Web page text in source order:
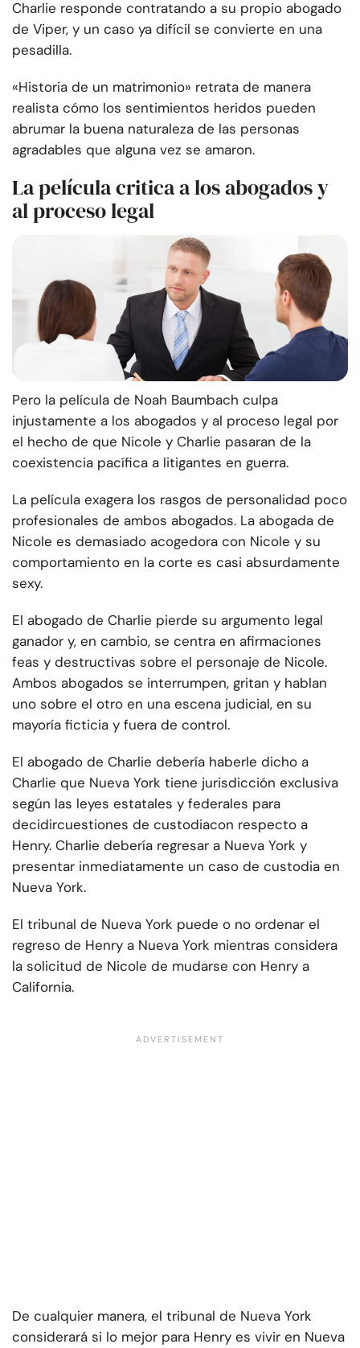
Charlie responde contratando a su propio abogado
de Viper, y un caso ya difícil se convierte en una
pesadilla.
«Historia de un matrimonio» retrata de manera
realista cómo los sentimientos heridos pueden
abrumar la buena naturaleza de las personas
agradables que alguna vez se amaron.
La película critica a los abogados y
al proceso legal
Pero la película de Noah Baumbach culpa
injustamente a los abogados y al proceso legal por
el hecho de que Nicole y Charlie pasaran de la
coexistencia pacífica a litigantes en guerra.
La película exagera los rasgos de personalidad poco
profesionales de ambos abogados. La abogada de
Nicole es demasiado acogedora con Nicole y su
comportamiento en la corte es casi absurdamente
sexy.
El abogado de Charlie pierde su argumento legal
ganador y, en cambio, se centra en afirmaciones
feas y destructivas sobre el personaje de Nicole.
Ambos abogados se interrumpen, gritan y hablan
uno sobre el otro en una escena judicial, en su
mayoría ficticia y fuera de control.
El abogado de Charlie debería haberle dicho a
Charlie que Nueva York tiene jurisdicción exclusiva
según las leyes estatales y federales para
decidircuestiones de custodiacon respecto a
Henry. Charlie debería regresar a Nueva York y
presentar inmediatamente un caso de custodia en
Nueva York.
El tribunal de Nueva York puede o no ordenar el
regreso de Henry a Nueva York mientras considera
la solicitud de Nicole de mudarse con Henry a
California.
De cualquier manera, el tribunal de Nueva York
considerará si lo mejor para Henry es vivir en Nueva